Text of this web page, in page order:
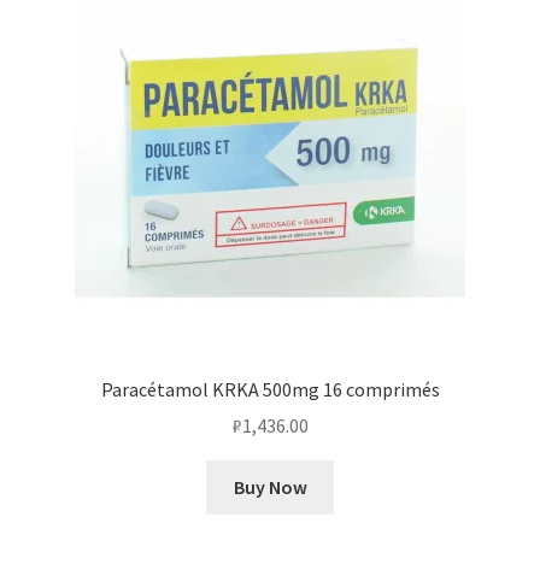
Paracétamol KRKA 500mg 16 comprimés
₽1,436.00
Buy Now